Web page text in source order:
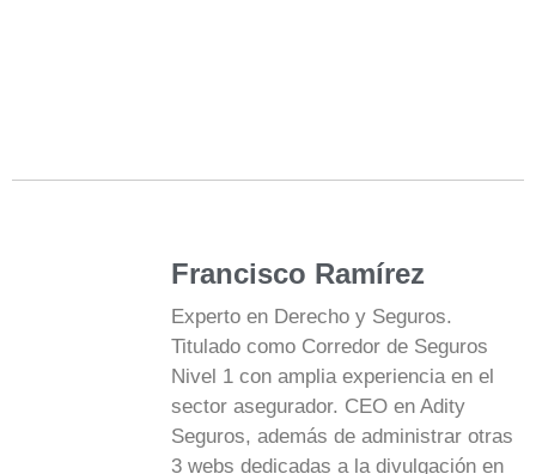
Francisco Ramírez
Experto en Derecho y Seguros.
Titulado como Corredor de Seguros
Nivel 1 con amplia experiencia en el
sector asegurador. CEO en Adity
Seguros, además de administrar otras
3 webs dedicadas a la divulgación en